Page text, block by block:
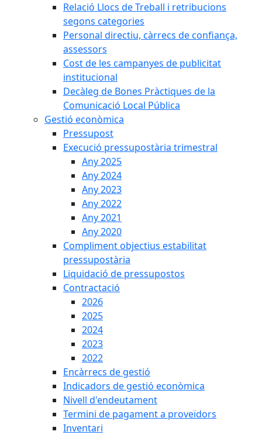
Relació Llocs de Treball i retribucions
segons categories
Personal directiu, càrrecs de confiança,
assessors
Cost de les campanyes de publicitat
institucional
Decàleg de Bones Pràctiques de la
Comunicació Local Pública
Gestió econòmica
Pressupost
Execució pressupostària trimestral
Any 2025
Any 2024
Any 2023
Any 2022
Any 2021
Any 2020
Compliment objectius estabilitat
pressupostària
Liquidació de pressupostos
Contractació
2026
2025
2024
2023
2022
Encàrrecs de gestió
Indicadors de gestió econòmica
Nivell d'endeutament
Termini de pagament a proveïdors
Inventari